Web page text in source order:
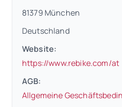
81379 München
Deutschland
Website:
https://www.rebike.com/at
AGB:
Allgemeine